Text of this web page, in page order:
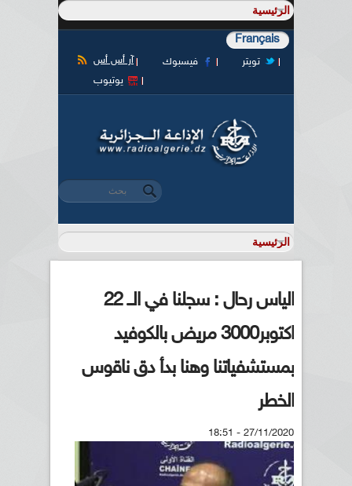
Français
آر أس أس فيسبوك
تويتر
يوتيوب
استمارة البحث
‏بحث ‏
الياس رحال : سجلنا في الــ 22
اكتوبر3000 مريض بالكوفيد
بمستشفياتنا وهنا بدأ دق ناقوس
الخطر
27/11/2020 - 18:51